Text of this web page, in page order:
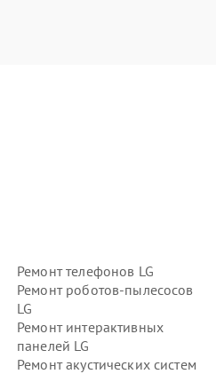
Ремонт телефонов LG
Ремонт роботов-пылесосов
LG
Ремонт интерактивных
панелей LG
Ремонт акустических систем